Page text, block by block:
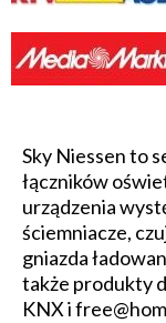
Sky Niessen to
łączników
urządzenia
ściemniacze,
gniazda
także produkty
KNX i